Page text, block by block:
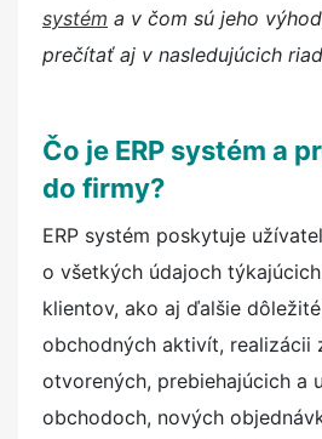
systém a v čom sú jeho
prečítať aj v nasledujúcich
Čo je ERP systém a
do firmy?
ERP systém poskytuje
o všetkých údajoch
klientov, ako aj ďalšie
obchodných aktivít, realizácii
otvorených, prebiehajúcich a
obchodoch, nových